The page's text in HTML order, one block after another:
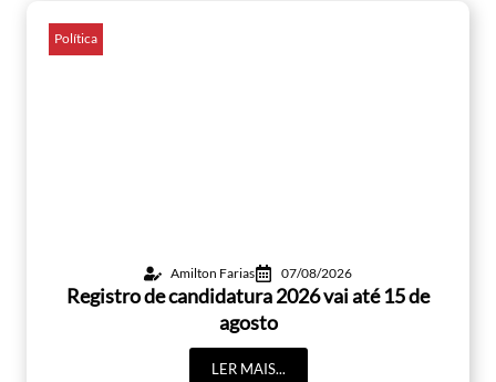
Política
Amilton Farias 07/08/2026
Registro de candidatura 2026 vai até 15 de
agosto
LER MAIS...